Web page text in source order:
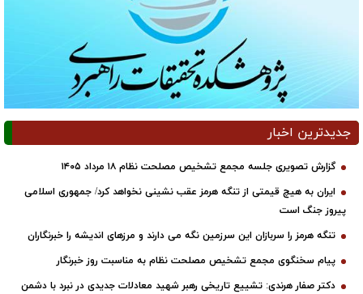
جدیدترین اخبار
گزارش تصویری جلسه مجمع تشخیص مصلحت نظام ۱۸ مرداد ۱۴۰۵
ایران به هیچ قیمتی از تنگه هرمز عقب نشینی نخواهد کرد/ جمهوری اسلامی
پیروز جنگ است
تنگه هرمز را سربازان این سرزمین نگه می دارند و مرزهای اندیشه را خبرنگاران
پیام سخنگوی مجمع تشخیص مصلحت نظام به مناسبت روز خبرنگار
دکتر صفار هرندی: تشییع تاریخی رهبر شهید معادلات جدیدی در نبرد با دشمن